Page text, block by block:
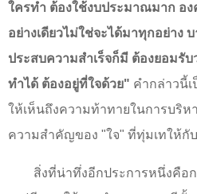
ใครทำ ต้องใช้งบประมาณมาก อง
อย่างเดียวไม่ใช่จะได้มาทุกอย่าง
ประสบความสำเร็จก็มี ต้องยอมรั
ทำได้ ต้องอยู่ที่ใจด้วย" คำกล่าวนี้
ให้เห็นถึงความท้าทายในการบริ
ความสำคัญของ "ใจ" ที่ทุ่มเทให้กั
สิ่งที่น่าทึ่งอีกประการหนึ่งคือ